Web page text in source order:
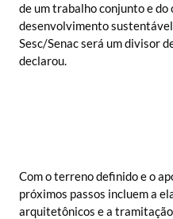
de um trabalho conjunto e do
desenvolvimento sustentável
Sesc/Senac será um divisor
declarou.
Com o terreno definido e o
próximos passos incluem a
arquitetônicos e a